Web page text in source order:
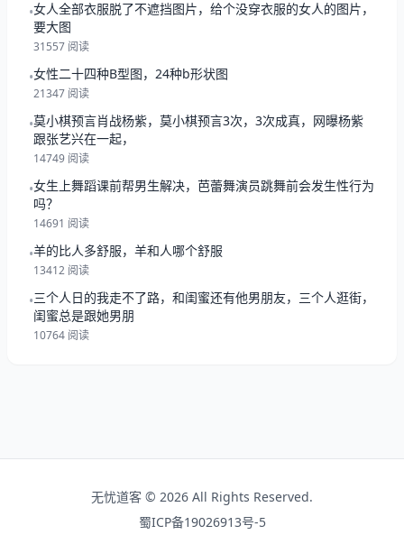
•女人全部衣服脱了不遮挡图片，给个没穿衣服的女人的图片，
要大图
31557 阅读
•女性二十四种B型图，24种b形状图
21347 阅读
•莫小棋预言肖战杨紫，莫小棋预言3次，3次成真，网曝杨紫
跟张艺兴在一起，
14749 阅读
•女生上舞蹈课前帮男生解决，芭蕾舞演员跳舞前会发生性行为
吗？
14691 阅读
•羊的比人多舒服，羊和人哪个舒服
13412 阅读
•三个人日的我走不了路，和闺蜜还有他男朋友，三个人逛街，
闺蜜总是跟她男朋
10764 阅读
无忧道客 © 2026 All Rights Reserved.
蜀ICP备19026913号-5